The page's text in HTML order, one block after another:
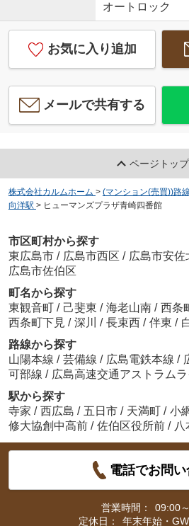
オートロック
お気に入り追加
メールで共有する
ページトッ
株式会社カルムホーム > (マンション(売買))路
向洋駅 > ヒューマンズプラザ青崎四番館
市区町村から探す
東広島市 / 広島市西区 / 広島市安佐
広島市佐伯区
町名から探す
東観音町 / 己斐東 / 海老山南 / 西条
西条町下見 / 深川 / 長束西 / 伴東 /
路線から探す
山陽本線 / 芸備線 / 広島電鉄本線 /
可部線 / 広島高速交通アストラム
駅から探す
寺家 / 西広島 / 五日市 / 天満町 / 小
修大協創中高前 / 佐伯区役所前 / 八
電話でお問
営業時間：
09:00
定休日：
年末年始・